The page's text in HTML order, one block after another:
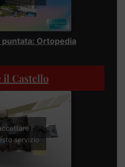
puntata: Ortopedia
il Castello
i
servizio